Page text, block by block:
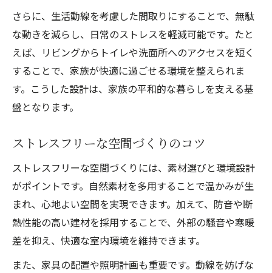
さらに、生活動線を考慮した間取りにすることで、無駄
な動きを減らし、日常のストレスを軽減可能です。たと
えば、リビングからトイレや洗面所へのアクセスを短く
することで、家族が快適に過ごせる環境を整えられま
す。こうした設計は、家族の平和的な暮らしを支える基
盤となります。
ストレスフリーな空間づくりのコツ
ストレスフリーな空間づくりには、素材選びと環境設計
がポイントです。自然素材を多用することで温かみが生
まれ、心地よい空間を実現できます。加えて、防音や断
熱性能の高い建材を採用することで、外部の騒音や寒暖
差を抑え、快適な室内環境を維持できます。
また、家具の配置や照明計画も重要です。動線を妨げな